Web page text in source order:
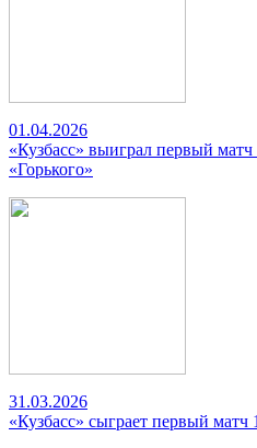
01.04.2026
«Кузбасс» выиграл первый
«Горького»
31.03.2026
«Кузбасс» сыграет первый